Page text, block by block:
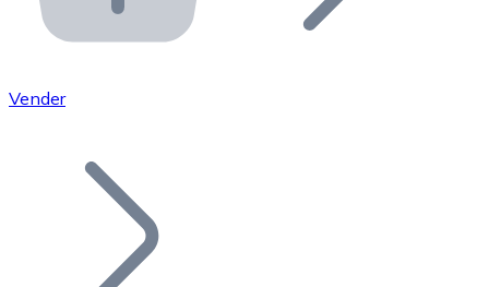
Integra nuestra API en tu ecosistema.
Únete a nuestra red de distribuidores.
Añade tu proyecto a nuestro ecosistema.
Vender